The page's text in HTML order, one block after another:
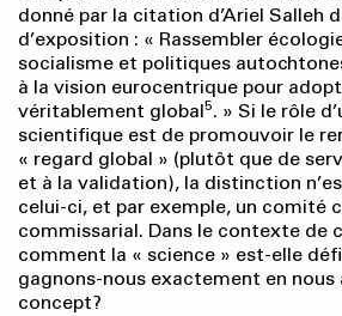
donné par la citation d’Ariel Salleh
d’exposition : « Rassembler
socialisme et politiques
à la vision eurocentrique pour
véritablement global5. » Si le rôle
scientifique est de promouvoir le
« regard global » (plutôt que de
et à la validation), la distinction
celui-ci, et par exemple, un comité
commissarial. Dans le contexte de
comment la « science » est-elle
gagnons-nous exactement en nous
concept?